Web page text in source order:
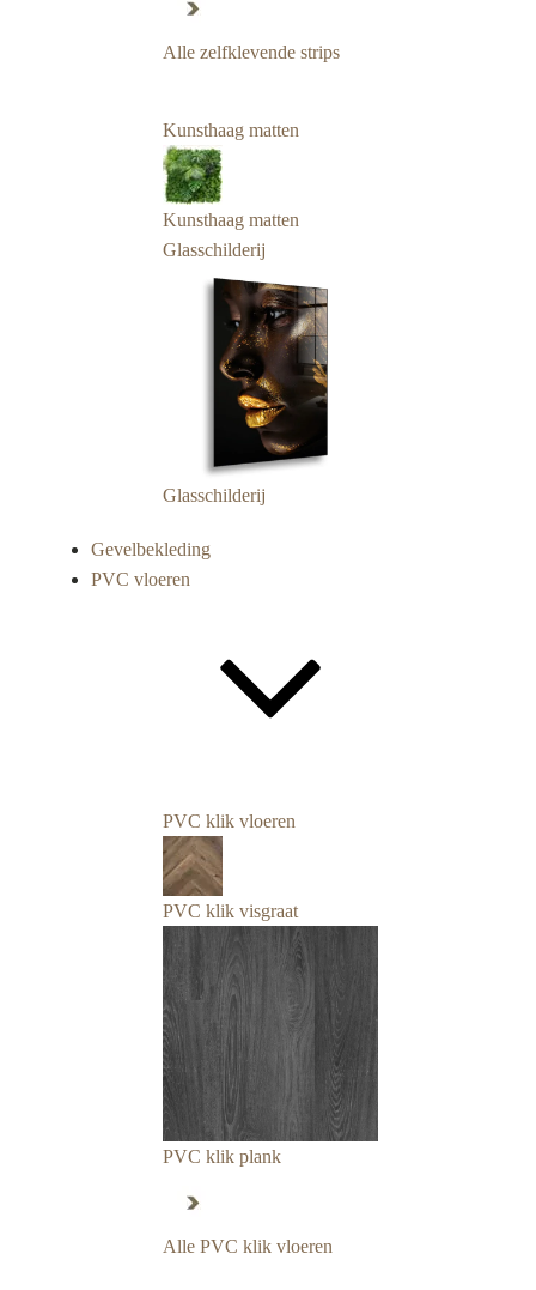
Alle zelfklevende strips
Kunsthaag matten
Kunsthaag matten
Glasschilderij
Glasschilderij
Gevelbekleding
PVC vloeren
PVC klik vloeren
PVC klik visgraat
PVC klik plank
Alle PVC klik vloeren